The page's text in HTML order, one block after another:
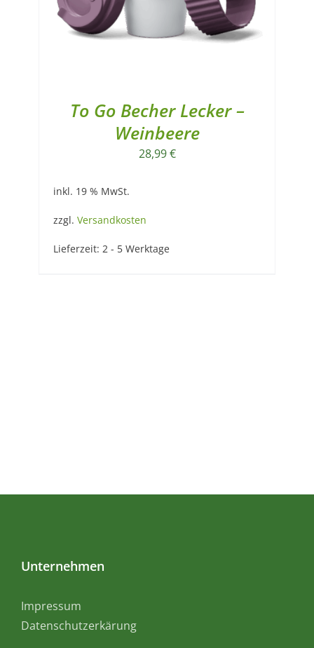
To Go Becher Lecker –
Weinbeere
28,99€
inkl. 19 % MwSt.
zzgl. Versandkosten
Lieferzeit: 2 - 5 Werktage
Unternehmen
Impressum
Datenschutzerkärung